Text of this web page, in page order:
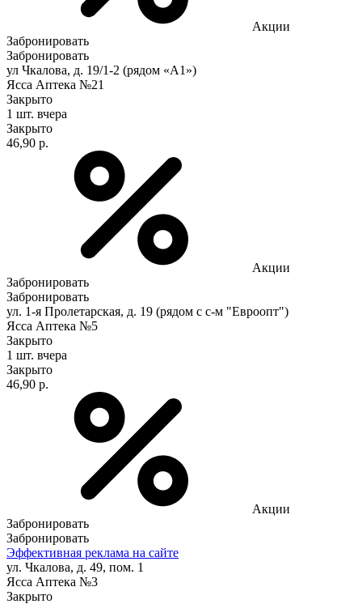
Акции
Забронировать
Забронировать
ул Чкалова, д. 19/1-2 (рядом «А1»)
Ясса Аптека №21
Закрыто
1 шт. вчера
Закрыто
46,90 р.
Акции
Забронировать
Забронировать
ул. 1-я Пролетарская, д. 19 (рядом с с-м "Евроопт")
Ясса Аптека №5
Закрыто
1 шт. вчера
Закрыто
46,90 р.
Акции
Забронировать
Забронировать
Эффективная реклама на сайте
ул. Чкалова, д. 49, пом. 1
Ясса Аптека №3
Закрыто